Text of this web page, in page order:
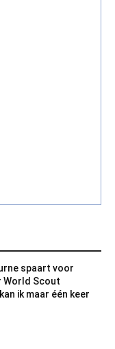
spaart voor
World Scout
ik maar één keer